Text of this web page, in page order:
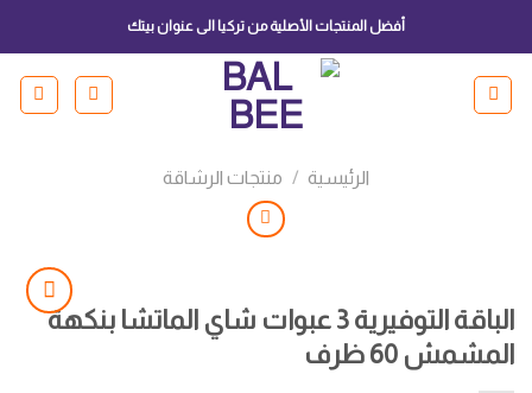
content
أفضل المنتجات الأصلية من تركيا الى عنوان بيتك
الرئيسية / منتجات الرشاقة
الباقة التوفيرية 3 عبوات شاي الماتشا بنكهة
المشمش 60 ظرف